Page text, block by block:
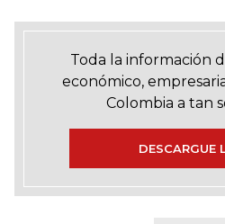
Toda la información
económico,
Colombia a tan
DESCARGUE